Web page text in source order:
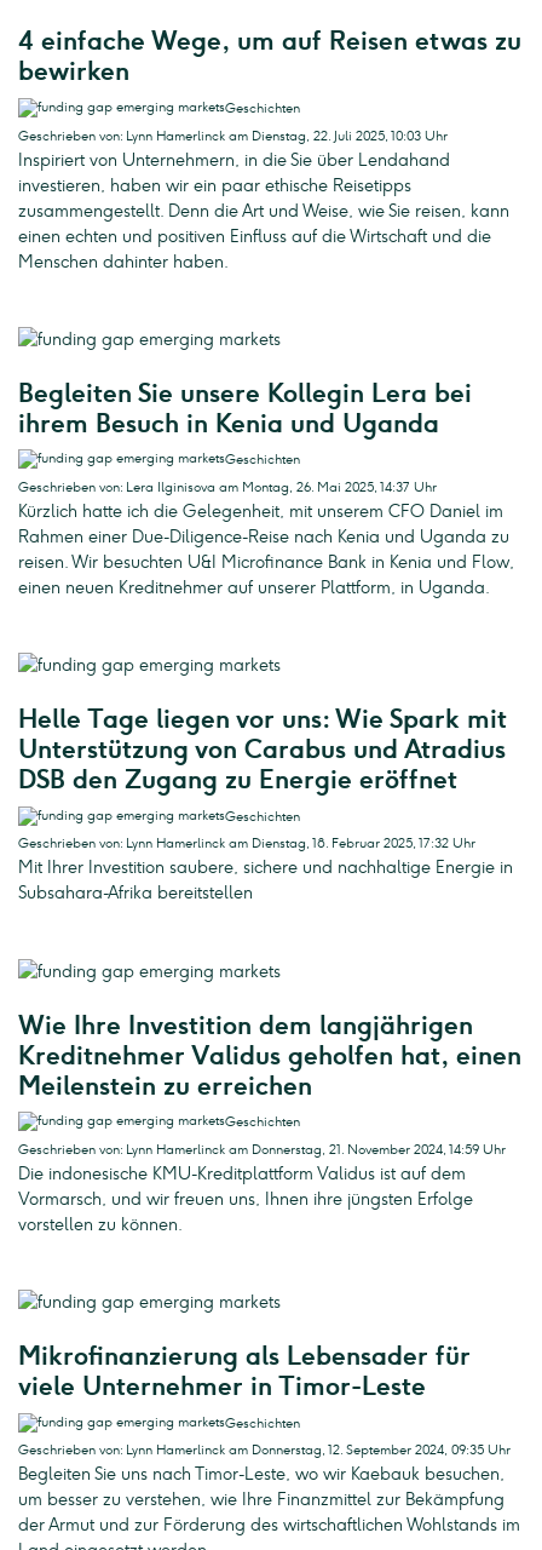
4 einfache Wege, um auf Reisen etwas zu
bewirken
Geschichten
Geschrieben von: Lynn Hamerlinck am Dienstag, 22. Juli 2025, 10:03 Uhr
Inspiriert von Unternehmern, in die Sie über Lendahand
investieren, haben wir ein paar ethische Reisetipps
zusammengestellt. Denn die Art und Weise, wie Sie reisen, kann
einen echten und positiven Einfluss auf die Wirtschaft und die
Menschen dahinter haben.
Begleiten Sie unsere Kollegin Lera bei
ihrem Besuch in Kenia und Uganda
Geschichten
Geschrieben von: Lera Ilginisova am Montag, 26. Mai 2025, 14:37 Uhr
Kürzlich hatte ich die Gelegenheit, mit unserem CFO Daniel im
Rahmen einer Due-Diligence-Reise nach Kenia und Uganda zu
reisen. Wir besuchten U&I Microfinance Bank in Kenia und Flow,
einen neuen Kreditnehmer auf unserer Plattform, in Uganda.
Helle Tage liegen vor uns: Wie Spark mit
Unterstützung von Carabus und Atradius
DSB den Zugang zu Energie eröffnet
Geschichten
Geschrieben von: Lynn Hamerlinck am Dienstag, 18. Februar 2025, 17:32 Uhr
Mit Ihrer Investition saubere, sichere und nachhaltige Energie in
Subsahara-Afrika bereitstellen
Wie Ihre Investition dem langjährigen
Kreditnehmer Validus geholfen hat, einen
Meilenstein zu erreichen
Geschichten
Geschrieben von: Lynn Hamerlinck am Donnerstag, 21. November 2024, 14:59 Uhr
Die indonesische KMU-Kreditplattform Validus ist auf dem
Vormarsch, und wir freuen uns, Ihnen ihre jüngsten Erfolge
vorstellen zu können.
Mikrofinanzierung als Lebensader für
viele Unternehmer in Timor-Leste
Geschichten
Geschrieben von: Lynn Hamerlinck am Donnerstag, 12. September 2024, 09:35 Uhr
Begleiten Sie uns nach Timor-Leste, wo wir Kaebauk besuchen,
um besser zu verstehen, wie Ihre Finanzmittel zur Bekämpfung
der Armut und zur Förderung des wirtschaftlichen Wohlstands im